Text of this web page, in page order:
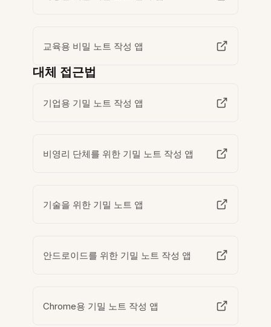
교육용 비밀 노트 작성 앱
대체 접근법
기업용 기밀 노트 작성 앱
비영리 단체를 위한 기밀 노트 작성 앱
기술을 위한 기밀 노트 앱
안드로이드를 위한 기밀 노트 작성 앱
Chrome용 기밀 노트 작성 앱